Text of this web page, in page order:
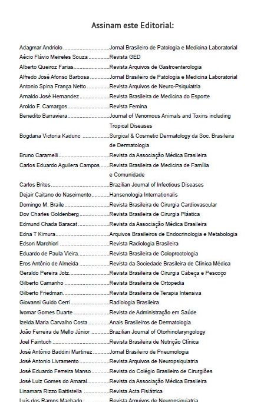
Assinam este Editorial: